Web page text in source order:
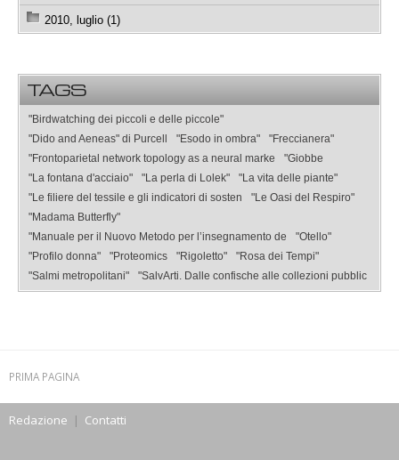
2010, luglio (1)
TAGS
"Birdwatching dei piccoli e delle piccole"
"Dido and Aeneas" di Purcell
"Esodo in ombra"
"Freccianera"
"Frontoparietal network topology as a neural marke
"Giobbe
"La fontana d'acciaio"
"La perla di Lolek"
"La vita delle piante"
"Le filiere del tessile e gli indicatori di sosten
"Le Oasi del Respiro"
"Madama Butterfly"
"Manuale per il Nuovo Metodo per l’insegnamento de
"Otello"
"Profilo donna"
"Proteomics "Rigoletto"
"Rosa dei Tempi"
"Salmi metropolitani"
"SalvArti. Dalle confische alle collezioni pubblic
PRIMA PAGINA
Redazione | Contatti